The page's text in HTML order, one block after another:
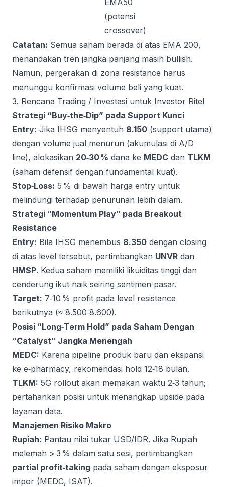
EMA50
(potensi
crossover)
Catatan: Semua saham berada di atas EMA 200,
menandakan tren jangka panjang masih bullish.
Namun, pergerakan di zona resistance harus
menunggu konfirmasi volume beli yang kuat.
3. Rencana Trading / Investasi untuk Investor Ritel
Strategi “Buy‑the‑Dip” pada Support Kunci
Entry: Jika IHSG menyentuh 8.150 (support utama)
dengan volume jual menurun (akumulasi di A/D
line), alokasikan 20‑30 % dana ke MEDC dan TLKM
(saham defensif dengan fundamental kuat).
Stop‑Loss: 5 % di bawah harga entry untuk
melindungi terhadap penurunan lebih dalam.
Strategi “Momentum Play” pada Breakout
Resistance
Entry: Bila IHSG menembus 8.350 dengan closing
di atas level tersebut, pertimbangkan UNVR dan
HMSP. Kedua saham memiliki likuiditas tinggi dan
cenderung ikut naik seiring sentimen pasar.
Target: 7‑10 % profit pada level resistance
berikutnya (≈ 8.500‑8.600).
Posisi “Long‑Term Hold” pada Saham Dengan
“Catalyst” Jangka Menengah
MEDC: Karena pipeline produk baru dan ekspansi
ke e‑pharmacy, rekomendasi hold 12‑18 bulan.
TLKM: 5G rollout akan memakan waktu 2‑3 tahun;
pertahankan posisi untuk menangkap upside pada
layanan data.
Manajemen Risiko Makro
Rupiah: Pantau nilai tukar USD/IDR. Jika Rupiah
melemah > 3 % dalam satu sesi, pertimbangkan
partial profit‑taking pada saham dengan eksposur
impor (MEDC, ISAT).